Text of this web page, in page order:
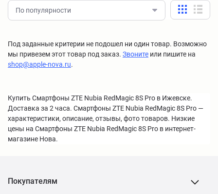
По популярности
Под заданные критерии не подошел ни один товар. Возможно
мы привезем этот товар под заказ. Звоните или пишите на
shop@apple-nova.ru.
Купить Смартфоны ZTE Nubia RedMagic 8S Pro в Ижевске.
Доставка за 2 часа. Смартфоны ZTE Nubia RedMagic 8S Pro —
характеристики, описание, отзывы, фото товаров. Низкие
цены на Смартфоны ZTE Nubia RedMagic 8S Pro в интернет-
магазине Нова.
Покупателям